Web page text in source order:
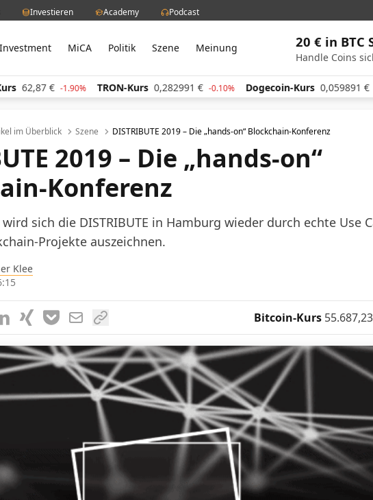
Investieren Academy Podcast
Investment MiCA Politik Szene Meinung 20 € in BTC
Handle Coins
-1.90% TRON-Kurs 0,282991 € -0.10% Dogecoin-Kurs 0,059891 € -1.20%
im Überblick Szene DISTRIBUTE 2019 – Die „hands-on“ Blockchain-Konferenz
2019 – Die „hands-on“
Konferenz
sich die DISTRIBUTE in Hamburg wieder durch echte Use
Projekte auszeichnen.
Klee
Bitcoin-Kurs 55.687,23